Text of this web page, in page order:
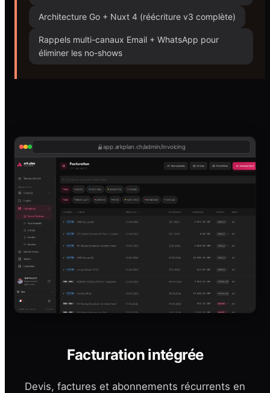
Architecture Go + Nuxt 4 (réécriture v3 complète)
Rappels multi-canaux Email + WhatsApp pour
éliminer les no-shows
Facturation intégrée
Devis, factures et abonnements récurrents en
app.arkplan.ch/admin/invoicing